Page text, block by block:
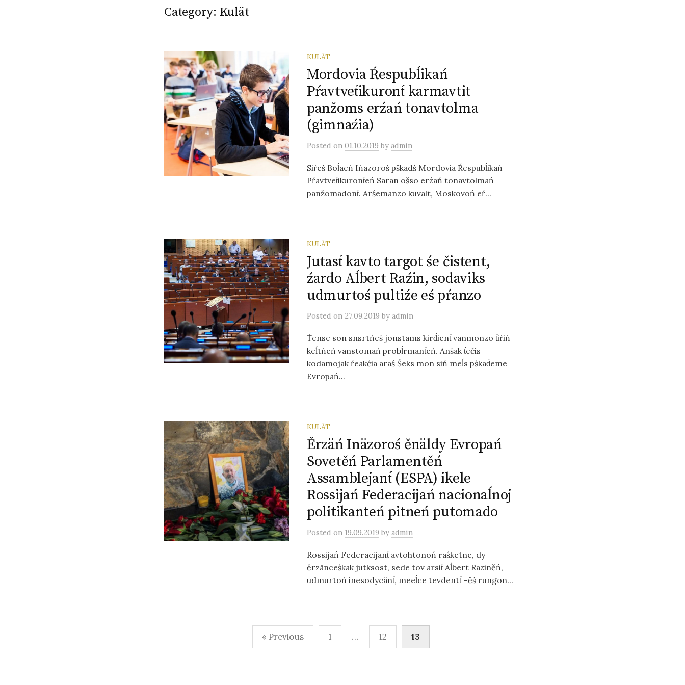
Category: Kulät
KULÄT
Mordovia Ŕespubĺikań
Pŕavtvet́ikuront́ karmavtit
panžoms erźań tonavtolma
(gimnaźia)
Posted on 01.10.2019 by admin
Siŕeś Boĺaeń Ińazoroś pškadś Mordovia Ŕespubĺikań
Pŕavtvet́ikuront́eń Saran ošso erźań tonavtolmań
panžomadont́. Arśemanzo kuvalt, Moskovoń eŕ...
KULÄT
Jutast́ kavto targot śe čistent,
źardo Aĺbert Raźin, sodaviks
udmurtoś pultiźe eś pŕanzo
Posted on 27.09.2019 by admin
T́ense son snsrtńeś jonstams kird́ient́ vanmonzo t́iŕiń
keĺtńeń vanstomań probĺrmant́eń. Anśak t́ečis
kodamojak ŕeakćia araś Śeks mon siń meĺs pśkad́eme
Evropań...
KULÄT
Ěrzäń Inäzoroś ěnäldy Evropań
Sovetěń Parlamentěń
Assamblejant́ (ESPA) ikele
Rossijań Federacijań nacionaĺnoj
politikanteń pitneń putomado
Posted on 19.09.2019 by admin
Rossijań Federacijant́ avtohtonoń raśketne, dy
ěrzänceśkak jutksost, sede tov arsit́ Aĺbert Raziněń,
udmurtoń inesodycänt́, meeĺce tevdentt́ –ěś rungon...
« Previous 1 … 12 13